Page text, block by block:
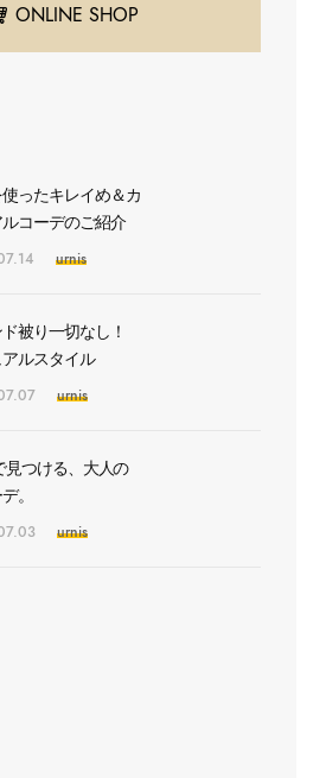
ONLINE SHOP
ったキレイめ＆カ
コーデのご紹介
urnis
被り一切なし！
ルスタイル
urnis
見つける、大人の
。
urnis